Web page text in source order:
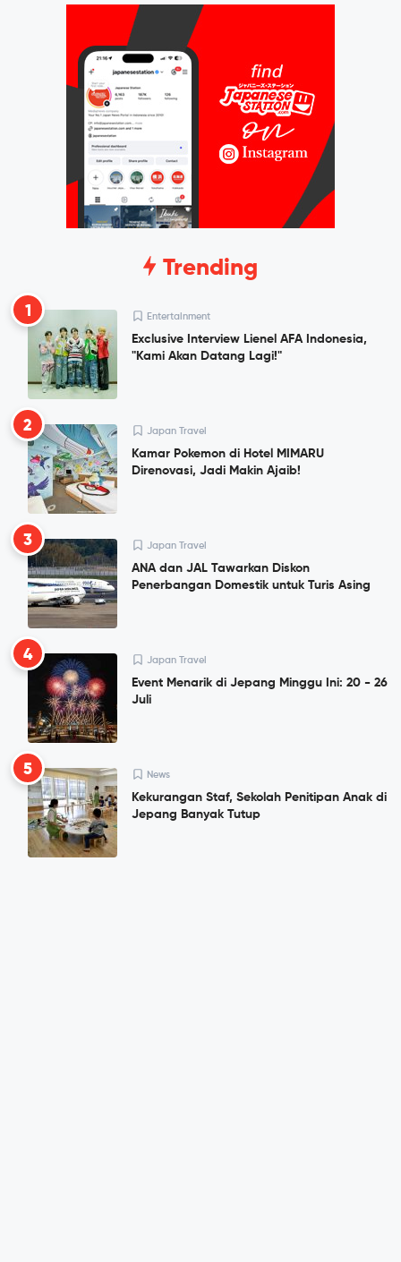
Trending
1 Entertainment
Exclusive Interview Lienel AFA Indonesia,
"Kami Akan Datang Lagi!"
2 Japan Travel
Kamar Pokemon di Hotel MIMARU
Direnovasi, Jadi Makin Ajaib!
3 Japan Travel
ANA dan JAL Tawarkan Diskon
Penerbangan Domestik untuk Turis Asing
4 Japan Travel
Event Menarik di Jepang Minggu Ini: 20 - 26
Juli
5 News
Kekurangan Staf, Sekolah Penitipan Anak di
Jepang Banyak Tutup